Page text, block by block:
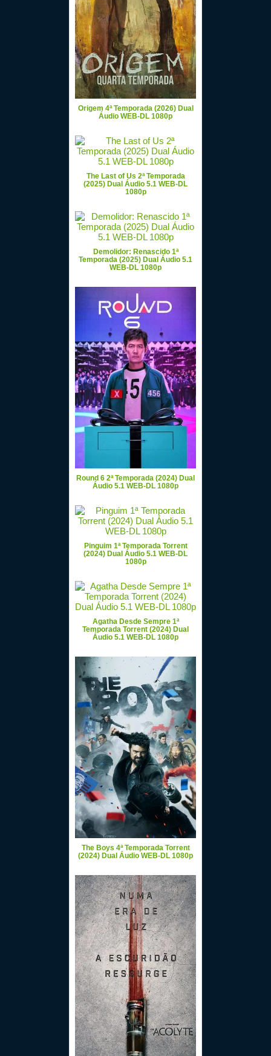
Origem 4ª Temporada (2026) Dual
Áudio WEB-DL 1080p
The Last of Us 2ª Temporada
(2025) Dual Áudio 5.1 WEB-DL
1080p
Demolidor: Renascido 1ª
Temporada (2025) Dual Áudio 5.1
WEB-DL 1080p
Round 6 2ª Temporada (2024) Dual
Áudio 5.1 WEB-DL 1080p
Pinguim 1ª Temporada Torrent
(2024) Dual Áudio 5.1 WEB-DL
1080p
Agatha Desde Sempre 1ª
Temporada Torrent (2024) Dual
Áudio 5.1 WEB-DL 1080p
The Boys 4ª Temporada Torrent
(2024) Dual Áudio WEB-DL 1080p